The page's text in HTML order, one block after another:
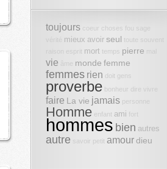
toujours coeur choses fou
mieux avoir seul toute
souvent
esprit mort temps pierre mal
vie âme monde femme
femmes rien doit gens
proverbe bonheur dire
faire La vie jamais personne
Homme enfant ami fort
hommes bien autres
autre savoir petit amourdieu